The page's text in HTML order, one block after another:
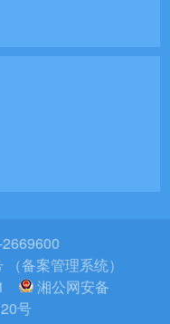
备案管理系统）
湘公网安备
号